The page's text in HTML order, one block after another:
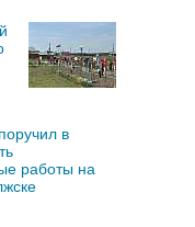
в
работы на